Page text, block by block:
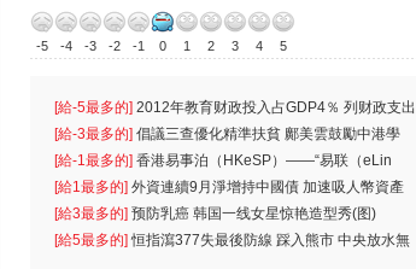
-5 -4 -3 -2 -1 0 1 2 3 4 5
[給-5最多的] 2012年教育财政投入占GDP4％ 列财政支出
首位
[給-3最多的] 倡議三查優化精準扶貧 鄺美雲鼓勵中港學
生
[給-1最多的] 香港易事泊（HKeSP）——“易联（eLin
k）”项目
[給1最多的] 外資連續9月淨增持中國債 加速吸人幣資產
[給3最多的] 预防乳癌 韩国一线女星惊艳造型秀(图)
[給5最多的]恒指瀉377失最後防線 踩入熊市 中央放水無